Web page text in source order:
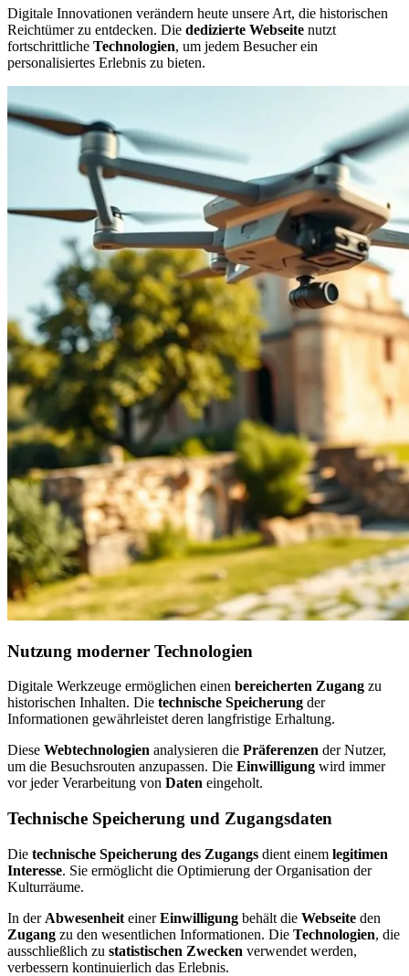
Digitale Innovationen verändern heute unsere Art, die historischen
Reichtümer zu entdecken. Die dedizierte Webseite nutzt
fortschrittliche Technologien, um jedem Besucher ein
personalisiertes Erlebnis zu bieten.
Nutzung moderner Technologien
Digitale Werkzeuge ermöglichen einen bereicherten Zugang zu
historischen Inhalten. Die technische Speicherung der
Informationen gewährleistet deren langfristige Erhaltung.
Diese Webtechnologien analysieren die Präferenzen der Nutzer,
um die Besuchsrouten anzupassen. Die Einwilligung wird immer
vor jeder Verarbeitung von Daten eingeholt.
Technische Speicherung und Zugangsdaten
Die technische Speicherung des Zugangs dient einem legitimen
Interesse. Sie ermöglicht die Optimierung der Organisation der
Kulturräume.
In der Abwesenheit einerEinwilligung behält die Webseite den
Zugang zu den wesentlichen Informationen. Die Technologien, die
ausschließlich zu statistischen Zwecken verwendet werden,
verbessern kontinuierlich das Erlebnis.